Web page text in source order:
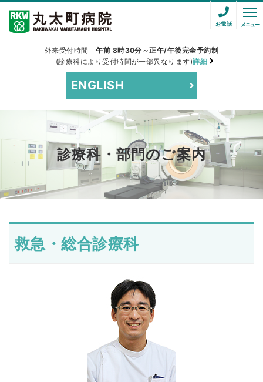
お電話 メニュー
外来受付時間
午前 8時30分～正午/午後完全予約制
(診療科により受付時間が一部異なります)詳細
ENGLISH
診療科・部門のご案内
救急・総合診療科